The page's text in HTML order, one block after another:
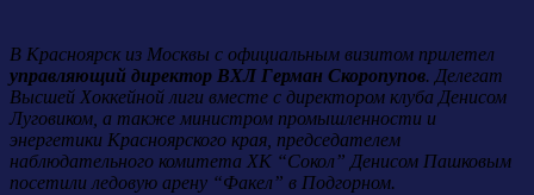
В Красноярск из Москвы с официальным визитом прилетел
управляющий директор ВХЛ Герман Скоропупов. Делегат
Высшей Хоккейной лиги вместе с директором клуба Денисом
Луговиком, а также министром промышленности и
энергетики Красноярского края, председателем
наблюдательного комитета ХК “Сокол” Денисом Пашковым
посетили ледовую арену “Факел” в Подгорном.